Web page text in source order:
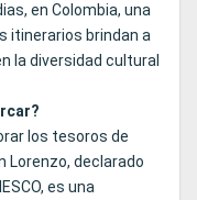
en Colombia, una
itinerarios brindan a
la diversidad cultural
los tesoros de
Lorenzo, declarado
es una